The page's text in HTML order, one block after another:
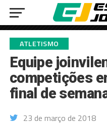
ATLETISMO
Equipe
competições
final de
23 de março de 2018